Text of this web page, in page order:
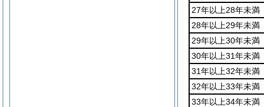
27年以上28年未満
28年以上29年未満
29年以上30年未満
30年以上31年未満
31年以上32年未満
32年以上33年未満
33年以上34年未満